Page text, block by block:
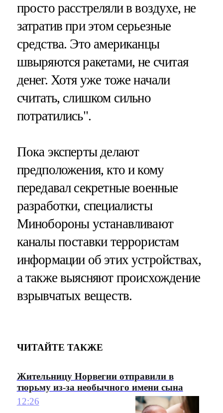
просто расстреляли в воздухе, не
затратив при этом серьезные
средства. Это американцы
швыряются ракетами, не считая
денег. Хотя уже тоже начали
считать, слишком сильно
потратились".
Пока эксперты делают
предположения, кто и кому
передавал секретные военные
разработки, специалисты
Минобороны устанавливают
каналы поставки террористам
информации об этих устройствах,
а также выясняют происхождение
взрывчатых веществ.
ЧИТАЙТЕ ТАКЖЕ
Жительницу Норвегии отправили в
тюрьму из-за необычного имени сына
12:26